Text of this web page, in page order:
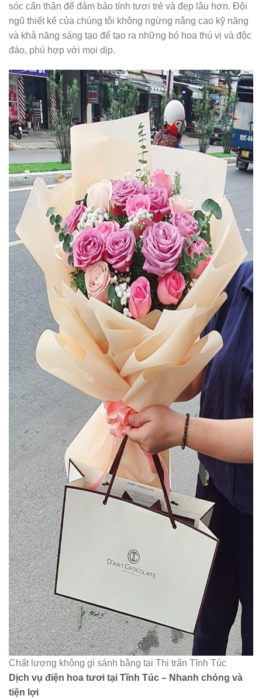
sóc cẩn thận để đảm bảo tính tươi trẻ và đẹp lâu hơn. Đội
ngũ thiết kế của chúng tôi không ngừng nâng cao kỹ năng
và khả năng sáng tạo để tạo ra những bó hoa thú vị và độc
đáo, phù hợp với mọi dịp.
Chất lượng không gì sánh bằng tại Thị trấn Tĩnh Túc
Dịch vụ điện hoa tươi tại Tĩnh Túc – Nhanh chóng và
tiện lợi